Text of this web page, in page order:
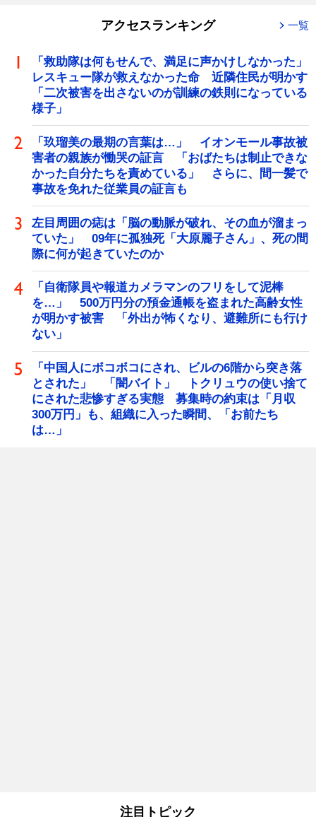
アクセスランキング 一覧
「救助隊は何もせんで、満足に声かけしなかった」
レスキュー隊が救えなかった命 近隣住民が明かす
「二次被害を出さないのが訓練の鉄則になっている
様子」
「玖瑠美の最期の言葉は…」 イオンモール事故被
害者の親族が慟哭の証言 「おばたちは制止できな
かった自分たちを責めている」 さらに、間一髪で
事故を免れた従業員の証言も
左目周囲の痣は「脳の動脈が破れ、その血が溜まっ
ていた」 09年に孤独死「大原麗子さん」、死の間
際に何が起きていたのか
「自衛隊員や報道カメラマンのフリをして泥棒
を…」 500万円分の預金通帳を盗まれた高齢女性
が明かす被害 「外出が怖くなり、避難所にも行け
ない」
「中国人にボコボコにされ、ビルの6階から突き落
とされた」 「闇バイト」 トクリュウの使い捨て
にされた悲惨すぎる実態 募集時の約束は「月収
300万円」も、組織に入った瞬間、「お前たち
は…」
注目トピック